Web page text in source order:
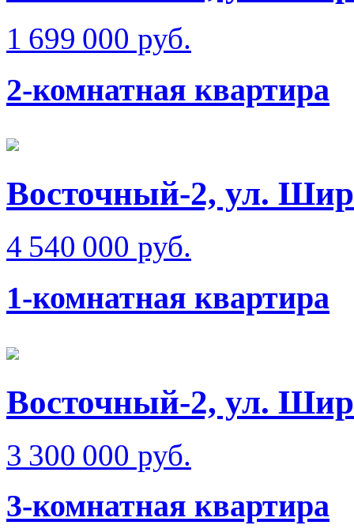
1 699 000 руб.
2-комнатная квартира
Восточный-2, ул.
4 540 000 руб.
1-комнатная квартира
Восточный-2, ул.
3 300 000 руб.
3-комнатная квартира